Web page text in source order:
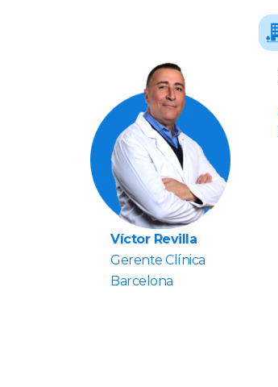
Víctor Revilla
Gerente Clínica
Barcelona